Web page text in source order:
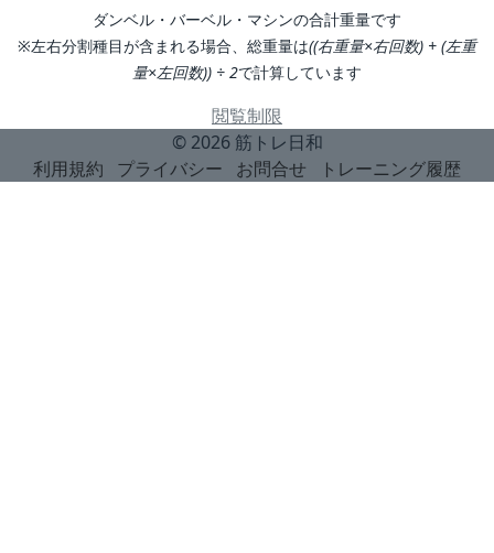
ダンベル・バーベル・マシンの合計重量です
※左右分割種目が含まれる場合、総重量は((右重量×右回数) + (左重
量×左回数)) ÷ 2で計算しています
閲覧制限
© 2026 筋トレ日和
利用規約
プライバシー お問合せ トレーニング履歴